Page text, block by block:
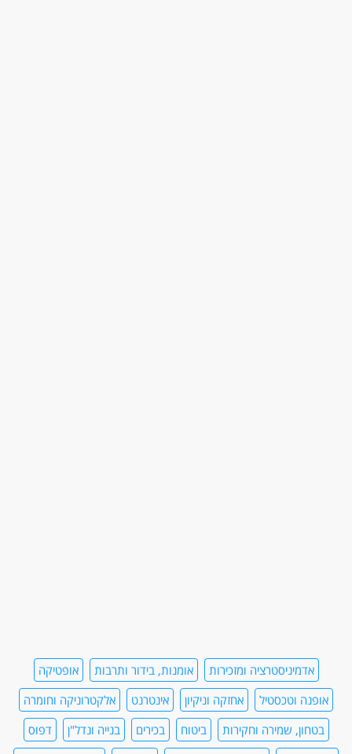
אדמיניסטרציה ומזכירות אומנות, בידור ותרבות
אופטיקה
אופנה וטכסטיל
אחזקה וניקיון אינטרנט
אלקטרוניקה וחומרה
בטחון, שמירה וחקירות
ביטוח בכירים בנייה ונדל"ן
דפוס